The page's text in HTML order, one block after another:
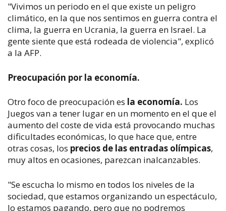
"Vivimos un periodo en el que existe un peligro
climático, en la que nos sentimos en guerra contra el
clima, la guerra en Ucrania, la guerra en Israel. La
gente siente que está rodeada de violencia", explicó
a la AFP.
Preocupación por la economía.
Otro foco de preocupación es la economía. Los
Juegos van a tener lugar en un momento en el que el
aumento del coste de vida está provocando muchas
dificultades económicas, lo que hace que, entre
otras cosas, los precios de las entradas olímpicas,
muy altos en ocasiones, parezcan inalcanzables.
"Se escucha lo mismo en todos los niveles de la
sociedad, que estamos organizando un espectáculo,
lo estamos pagando, pero que no podremos